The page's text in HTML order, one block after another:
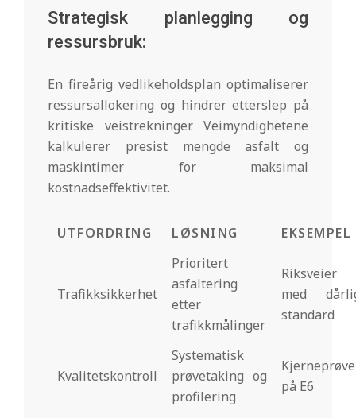
Strategisk planlegging og
ressursbruk:
En fireårig vedlikeholdsplan optimaliserer
ressursallokering og hindrer etterslep på
kritiske veistrekninger. Veimyndighetene
kalkulerer presist mengde asfalt og
maskintimer for maksimal
kostnadseffektivitet.
UTFORDRING LØSNING EKSEMPEL
Trafikksikkerhet
Prioritert
asfaltering
etter
trafikkmålinger
Riksveier
med
standard
Kvalitetskontroll
Systematisk
prøvetaking og
profilering
på E6